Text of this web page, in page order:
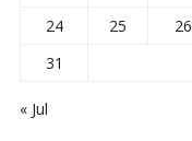
24
25 26
31
« Jul